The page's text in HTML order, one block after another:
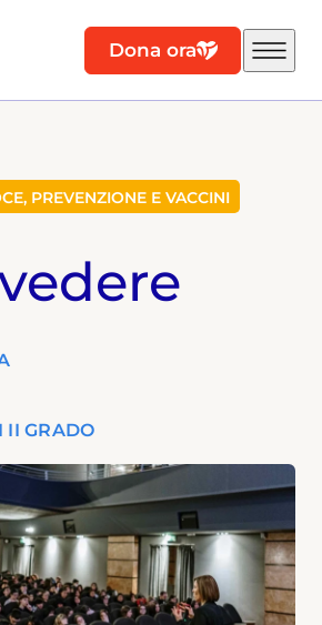
Dona ora
PREVENZIONE E VACCINI
II GRADO